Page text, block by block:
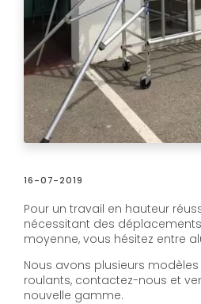
16-07-2019
Pour un travail en hauteur
nécessitant des
moyenne, vous hésitez entre
Nous avons plusieurs
roulants, contactez-nous et
nouvelle gamme.